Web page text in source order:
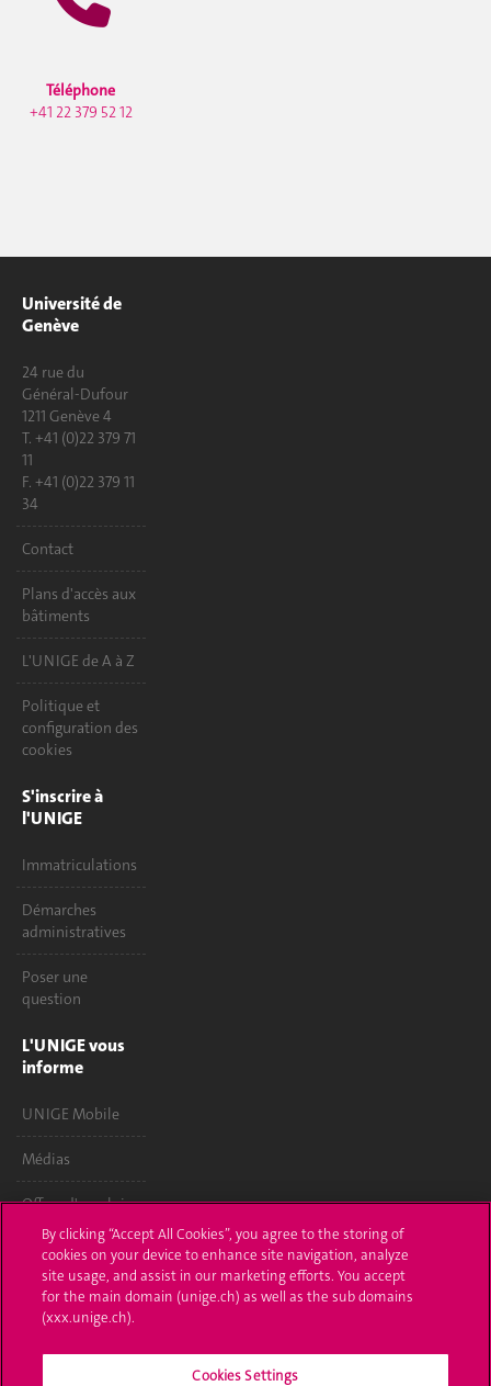
Téléphone
+41 22 379 52 12
Université de
Genève
24 rue du
Général-Dufour
1211 Genève 4
T. +41 (0)22 379 71
11
F. +41 (0)22 379 11
34
Contact
Plans d'accès aux
bâtiments
L'UNIGE de A à Z
Politique et
configuration des
cookies
S'inscrire à
l'UNIGE
Immatriculations
Démarches
administratives
Poser une
question
L'UNIGE vous
informe
UNIGE Mobile
Médias
Offres d'emploi
Bibliothèque
Calendrier
académique
Médias sociaux
By clicking “Accept All Cookies”, you agree to the storing of
cookies on your device to enhance site navigation, analyze
site usage, and assist in our marketing efforts. You accept
for the main domain (unige.ch) as well as the sub domains
(xxx.unige.ch).
Cookies Settings